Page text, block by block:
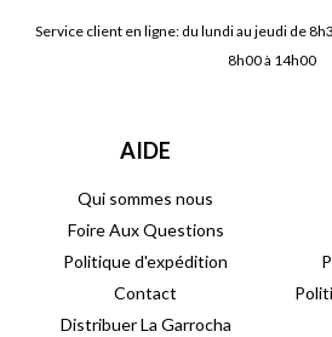
Service client en ligne: du lundi au jeudi de
8h00 à 14h00
AIDE
Qui sommes nous
Foire Aux Questions
Politique d'expédition
Contact
Distribuer La Garrocha